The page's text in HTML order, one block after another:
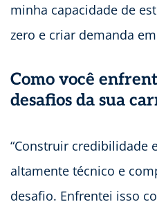
minha capacidade de
zero e criar demanda
Como você
desafios da sua
“Construir credibilidade
altamente técnico e
desafio. Enfrentei isso